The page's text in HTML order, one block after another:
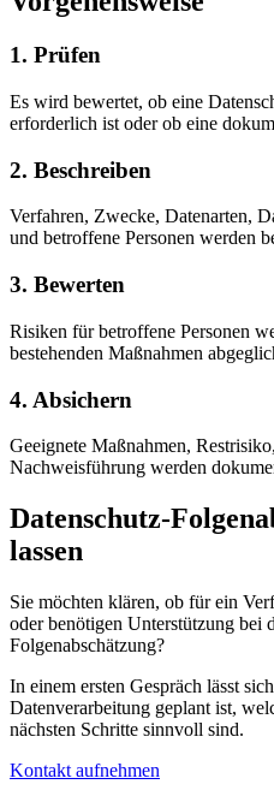
1. Prüfen
Es wird bewertet, ob eine
erforderlich ist oder ob eine
2. Beschreiben
Verfahren, Zwecke, Datenarten,
und betroffene Personen werden
3. Bewerten
Risiken für betroffene Personen
bestehenden Maßnahmen
4. Absichern
Geeignete Maßnahmen,
Nachweisführung werden
Datenschutz-
lassen
Sie möchten klären, ob für ein
oder benötigen Unterstützung bei
Folgenabschätzung?
In einem ersten Gespräch lässt
Datenverarbeitung geplant ist,
nächsten Schritte sinnvoll sind.
Kontakt aufnehmen